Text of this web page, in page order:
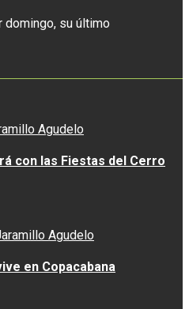
su último
Agudelo
con las Fiestas del Cerro
Agudelo
en Copacabana